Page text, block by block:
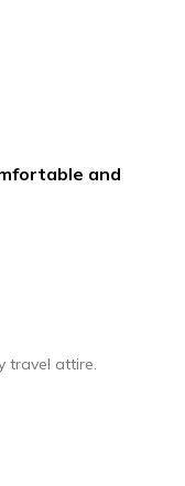
and
travel attire.